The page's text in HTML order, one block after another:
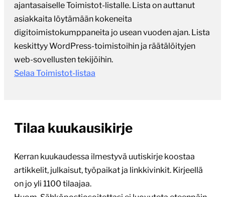
ajantasaiselle Toimistot-listalle. Lista on auttanut
asiakkaita löytämään kokeneita
digitoimistokumppaneita jo usean vuoden ajan. Lista
keskittyy WordPress-toimistoihin ja räätälöityjen
web-sovellusten tekijöihin.
Selaa Toimistot-listaa
Tilaa kuukausikirje
Kerran kuukaudessa ilmestyvä uutiskirje koostaa
artikkelit, julkaisut, työpaikat ja linkkivinkit. Kirjeellä
on jo yli 1100 tilaajaa.